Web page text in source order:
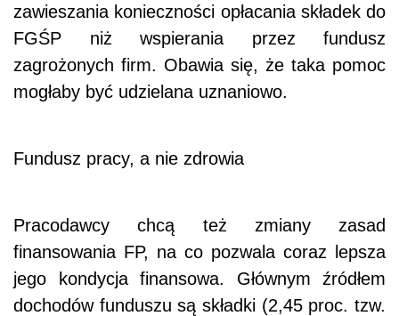
zawieszania konieczności opłacania składek do
FGŚP niż wspierania przez fundusz
zagrożonych firm. Obawia się, że taka pomoc
mogłaby być udzielana uznaniowo.
Fundusz pracy, a nie zdrowia
Pracodawcy chcą też zmiany zasad
finansowania FP, na co pozwala coraz lepsza
jego kondycja finansowa. Głównym źródłem
dochodów funduszu są składki (2,45 proc. tzw.